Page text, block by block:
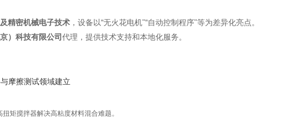
精密机械电子技术 ‌，设备以“无火花电机"“自动控制程序"等为差异化亮点‌。
）科技有限公司 ‌代理，提供技术支持和本地化服务‌。
摩擦测试领域建立
矩搅拌器解决高粘度材料混合难题‌。